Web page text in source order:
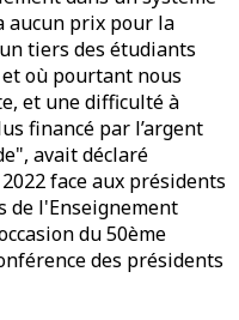
aucun prix pour la
tiers des étudiants
où pourtant nous
et une difficulté à
financé par l’argent
avait déclaré
face aux présidents
de l'Enseignement
du 50ème
des présidents